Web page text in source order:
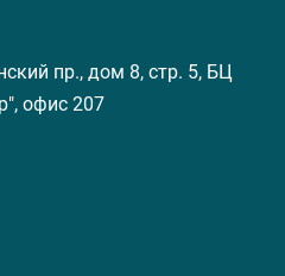
пр., дом 8, стр. 5, БЦ
офис 207